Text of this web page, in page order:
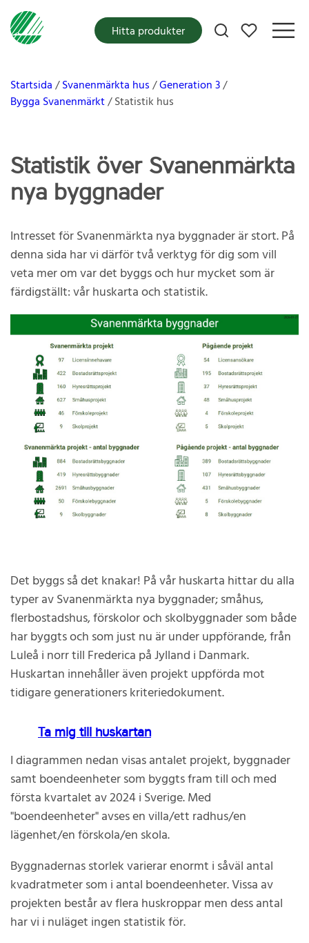
Mina favoriter
Hitta produkter
Startsida Svanenmärkta hus Generation 3
Bygga Svanenmärkt Statistik hus
Statistik över Svanenmärkta
nya byggnader
Intresset för Svanenmärkta nya byggnader är stort. På
denna sida har vi därför två verktyg för dig som vill
veta mer om var det byggs och hur mycket som är
färdigställt: vår huskarta och statistik.
Det byggs så det knakar! På vår huskarta hittar du alla
typer av Svanenmärkta nya byggnader; småhus,
flerbostadshus, förskolor och skolbyggnader som både
har byggts och som just nu är under uppförande, från
Luleå i norr till Frederica på Jylland i Danmark.
Huskartan innehåller även projekt uppförda mot
tidigare generationers kriteriedokument.
Ta mig till huskartan
I diagrammen nedan visas antalet projekt, byggnader
samt boendeenheter som byggts fram till och med
första kvartalet av 2024 i Sverige. Med
"boendeenheter" avses en villa/ett radhus/en
lägenhet/en förskola/en skola.
Byggnadernas storlek varierar enormt i såväl antal
kvadratmeter som i antal boendeenheter. Vissa av
projekten består av flera huskroppar men dess antal
har vi i nuläget ingen statistik för.